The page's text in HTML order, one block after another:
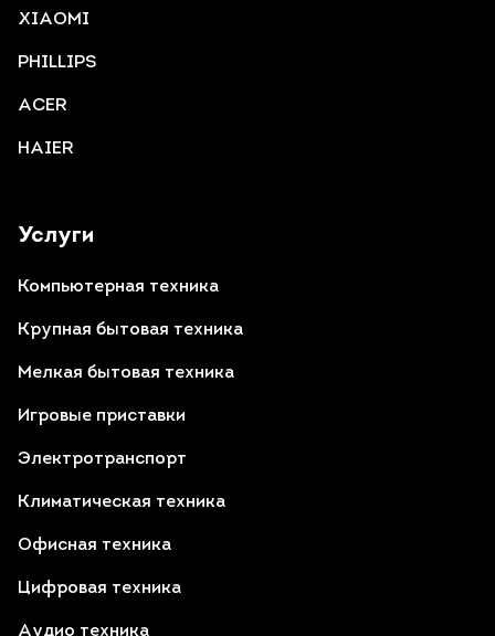
Услуги
Компьютерная техника
Крупная бытовая техника
Мелкая бытовая техника
Игровые приставки
Электротранспорт
Климатическая техника
Офисная техника
Цифровая техника
Аудио техника
XIAOMI
PHILLIPS
ACER
HAIER